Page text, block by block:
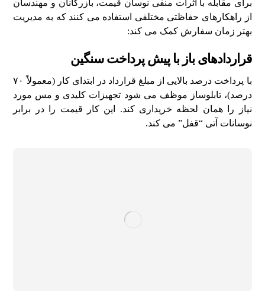
برای مقابله با اثرات منفی نوسان قیمت، بازرگانان و مهندسان
از راهکارهای حفاظتی مختلفی استفاده می کنند که به مدیریت
بهتر زمان سفارش کمک می کند:
قراردادهای باز با پیش پرداخت سنگین
با پرداخت درصد بالایی از مبلغ قرارداد در ابتدای کار (معمولاً ۷۰
درصد)، تابلوساز موظف می شود تجهیزات کلیدی و مس مورد
نیاز را همان لحظه خریداری کند. این کار قیمت را در برابر
نوسانات آتی “قفل” می کند.